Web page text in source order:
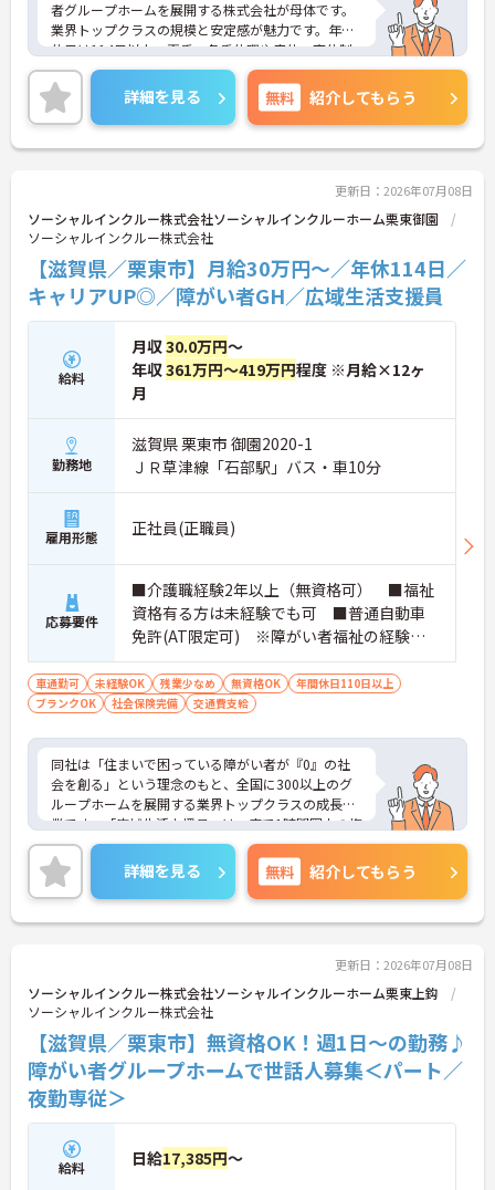
者グループホームを展開する株式会社が母体です。
業界トップクラスの規模と安定感が魅力です。年間
休日は114日以上、夏季・冬季休暇や産休・育休制
度もしっかり整っており、プライベートとの両立も
可能。これまでのご経験を活かし、新しいキャリア
を築きたい方、ぜひご応募ください。20代から60代
まで、幅広い年代の方が活躍できる職場です。ご興
味のある方は詳細等をお伝えしますので、お気軽に
詳細を見る 無料 紹介してもらう
更新日：2026年07月08日
ソーシャルインクルー株式会社ソーシャルインクルーホーム栗東御園
ソーシャルインクルー株式会社
【滋賀県／栗東市】月給30万円～／年休114日／
キャリアUP◎／障がい者GH／広域生活支援員
給料
月収30.0万円～
年収361万円～419万円程度 ※月給×12ヶ
月
勤務地
滋賀県 栗東市 御園2020-1
ＪＲ草津線「石部駅」バス・車10分
雇用形態 正社員(正職員)
応募要件
■介護職経験2年以上（無資格可） ■福祉
資格有る方は未経験でも可 ■普通自動車
免許(AT限定可) ※障がい者福祉の経験は
不問です。※実務経験2年以上の方、障がい
者福祉に関する経験をお持ちの方大歓迎
車通勤可 未経験OK 残業少なめ 無資格OK
年間休日110日以上
ブランクOK
社会保険完備 交通費支給
同社は「住まいで困っている障がい者が『0』の社
会を創る」という理念のもと、全国に300以上のグ
ループホームを展開する業界トップクラスの成長企
業です。「広域生活支援員」は、車で1時間圏内の複
数施設を横断的に担当し、現場支援とパートスタッ
フのサポートを行うハイクラスなポジションです。
最新設備とバリアフリーが完備され、スタッフの身
体的負担が少なく、広域手当5万円が付与されるこ
とで高い給与水準を実現しています。年間休日114
効率化など、ワークライフバランスを保ちながら定
年70歳まで長期的に活躍できる制度が盤石に整って
います。複数施設を経験することで培われるマネジ
メント視点は、将来的なエリアマネージャーへのキ
ャリアアップにも直結しており、最新の環境で専門
性を発揮したいプロフェッショナルの方にお勧めで
す。
★おすすめPOINT★
・広域支援員として複数のホームを巡るため、各ホ
ームのパートスタッフの教育やサポートにも携わる
詳細を見る 無料 紹介してもらう
更新日：2026年07月08日
ソーシャルインクルー株式会社ソーシャルインクルーホーム栗東上鈎
ソーシャルインクルー株式会社
【滋賀県／栗東市】無資格OK！週1日～の勤務♪
障がい者グループホームで世話人募集＜パート／
夜勤専従＞
給料 日給17,385円～